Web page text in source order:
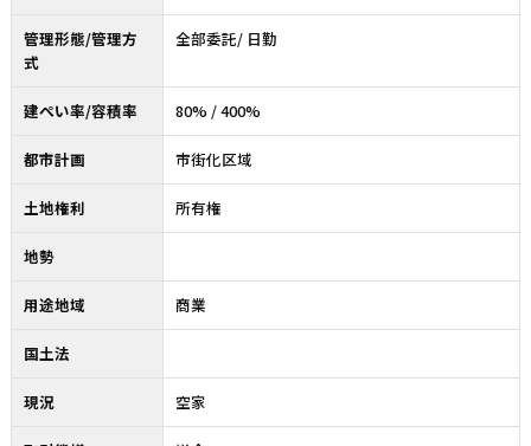
管理形態/管理方
式
全部委託/ 日勤
建ぺい率/容積率 80% / 400%
都市計画 市街化区域
土地権利 所有権
地勢
用途地域 商業
国土法
現況 空家